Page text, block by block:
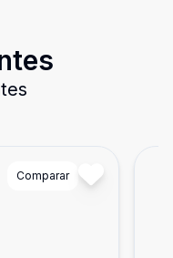
Comparar